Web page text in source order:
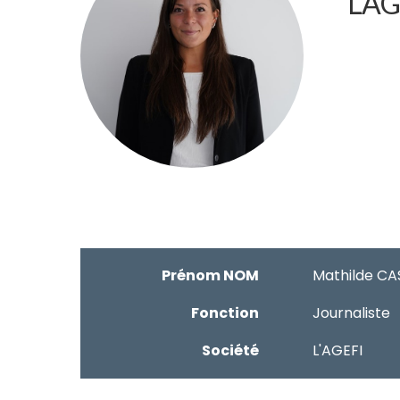
Prénom NOM
Mathilde
Fonction
Journaliste
Société
L'AGEFI